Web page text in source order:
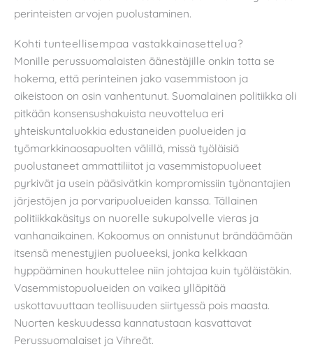
perinteisten arvojen puolustaminen.
Kohti tunteellisempaa vastakkainasettelua?
Monille perussuomalaisten äänestäjille onkin totta se
hokema, että perinteinen jako vasemmistoon ja
oikeistoon on osin vanhentunut. Suomalainen politiikka oli
pitkään konsensushakuista neuvottelua eri
yhteiskuntaluokkia edustaneiden puolueiden ja
työmarkkinaosapuolten välillä, missä työläisiä
puolustaneet ammattiliitot ja vasemmistopuolueet
pyrkivät ja usein pääsivätkin kompromissiin työnantajien
järjestöjen ja porvaripuolueiden kanssa. Tällainen
politiikkakäsitys on nuorelle sukupolvelle vieras ja
vanhanaikainen. Kokoomus on onnistunut brändäämään
itsensä menestyjien puolueeksi, jonka kelkkaan
hyppääminen houkuttelee niin johtajaa kuin työläistäkin.
Vasemmistopuolueiden on vaikea ylläpitää
uskottavuuttaan teollisuuden siirtyessä pois maasta.
Nuorten keskuudessa kannatustaan kasvattavat
Perussuomalaiset ja Vihreät.